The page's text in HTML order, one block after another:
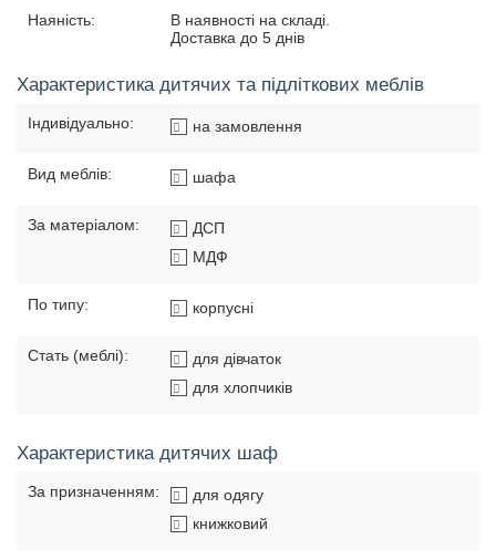
Наяність:
В наявності на складі.
Доставка до 5 днів
Характеристика дитячих та підліткових меблів
Індивідуально: на замовлення
Вид меблів: шафа
За матеріалом:
ДСП
МДФ
По типу: корпусні
Стать (меблі):
для дівчаток
для хлопчиків
Характеристика дитячих шаф
За призначенням:
для одягу
книжковий